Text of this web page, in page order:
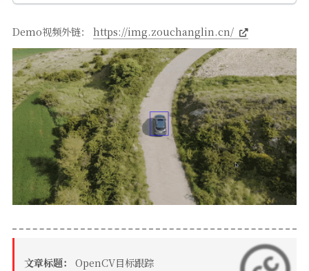
Demo视频外链： https://img.zouchanglin.cn/
文章标题：
OpenCV目标跟踪